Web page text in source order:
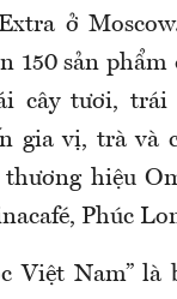
ở
150 sản phẩm
cây tươi, trái
gia vị, trà và
thương hiệu
Phúc
Việt Nam” là